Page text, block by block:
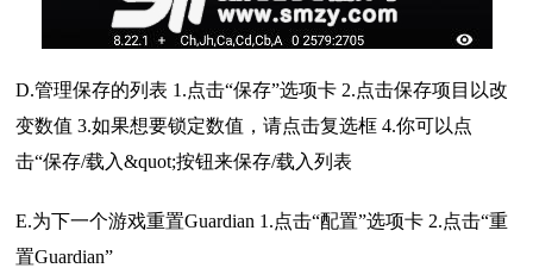
D.管理保存的列表 1.点击“保存”选项卡 2.点击保存项目以改
变数值 3.如果想要锁定数值，请点击复选框 4.你可以点
击“保存/载入&quot;按钮来保存/载入列表
E.为下一个游戏重置Guardian 1.点击“配置”选项卡 2.点击“重
置Guardian”